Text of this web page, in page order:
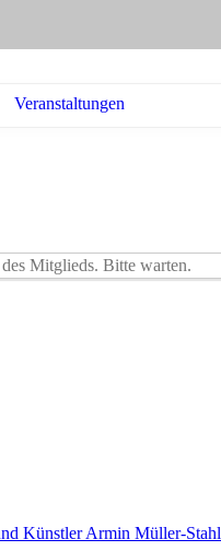
Veranstaltungen
Mitglieds. Bitte warten.
Künstler Armin Müller-